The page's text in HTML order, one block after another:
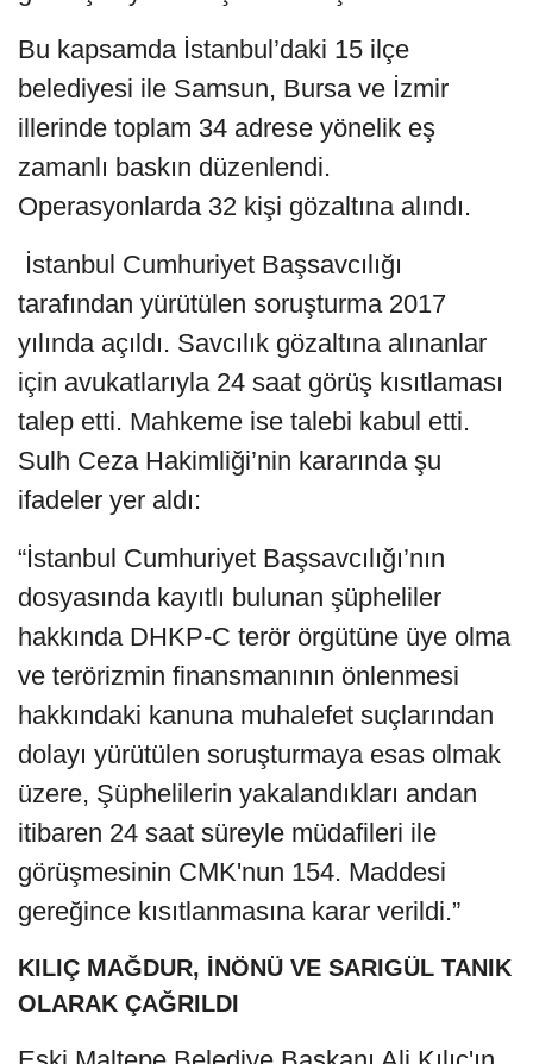
İstanbul Cumhuriyet
Başsavcılığı'nca CHP'li Sarıyer ve Şişli
belediyelerine “DHKP-C’ye 2014-2016
yılları arasında ihaleler üzerinden
gerekçesiyle soruşturma başlatıldı.
Bu kapsamda İstanbul’daki 15 ilçe
belediyesi ile Samsun, Bursa ve İzmir
illerinde toplam 34 adrese yönelik eş
zamanlı baskın düzenlendi.
Operasyonlarda 32 kişi gözaltına alındı.
İstanbul Cumhuriyet Başsavcılığı
tarafından yürütülen soruşturma 2017
yılında açıldı. Savcılık gözaltına alınanlar
için avukatlarıyla 24 saat görüş kısıtlaması
talep etti. Mahkeme ise talebi kabul etti.
Sulh Ceza Hakimliği’nin kararında şu
ifadeler yer aldı:
“İstanbul Cumhuriyet Başsavcılığı’nın
dosyasında kayıtlı bulunan şüpheliler
hakkında DHKP-C terör örgütüne üye olma
ve terörizmin finansmanının önlenmesi
hakkındaki kanuna muhalefet suçlarından